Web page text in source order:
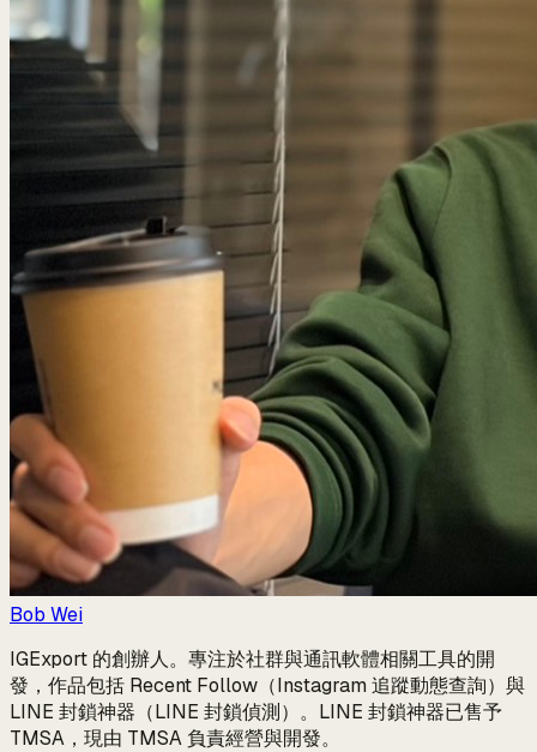
Bob Wei
IGExport 的創辦人。專注於社群與通訊軟體相關工具的開
發，作品包括 Recent Follow（Instagram 追蹤動態查詢）與
LINE 封鎖神器（LINE 封鎖偵測）。LINE 封鎖神器已售予
TMSA，現由 TMSA 負責經營與開發。